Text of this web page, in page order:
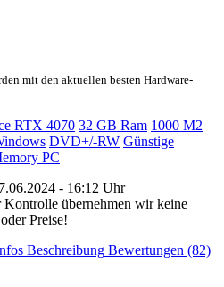
mit den aktuellen besten Hardware-
RTX 4070 32 GB Ram 1000 M2
DVD+/-RW Günstige
PC
- 16:12 Uhr
übernehmen wir keine
Preise!
Beschreibung Bewertungen (82)